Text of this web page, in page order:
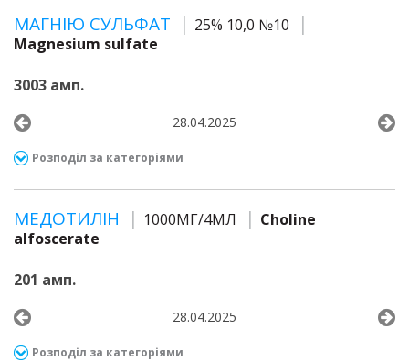
МАГНІЮ СУЛЬФАТ
25% 10,0 №10
Magnesium sulfate
3003 амп.
28.04.2025
Розподіл за категоріями
МЕДОТИЛІН 1000МГ/4МЛ
Choline
alfoscerate
201 амп.
28.04.2025
Розподіл за категоріями